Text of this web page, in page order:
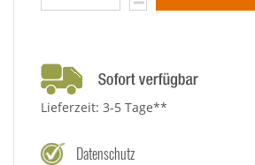
Lieferzeit: 3-5 Tage**
Datenschutz